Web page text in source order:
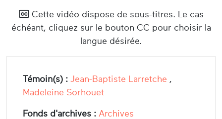
Cette vidéo dispose de sous-titres. Le cas
échéant, cliquez sur le bouton CC pour choisir la
langue désirée.
Témoin(s) : Jean-Baptiste Larretche ,
Madeleine Sorhouet
Fonds d'archives : Archives